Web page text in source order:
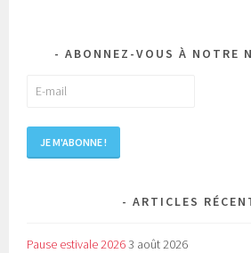
ABONNEZ-VOUS À NOTRE
ARTICLES
Pause estivale 20263 août 2026